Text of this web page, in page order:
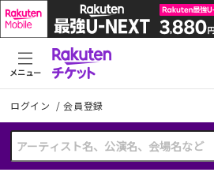
ログイン /会員登録
メニュー